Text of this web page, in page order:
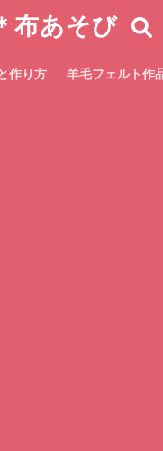
あそび
作り方 羊毛フェルト作